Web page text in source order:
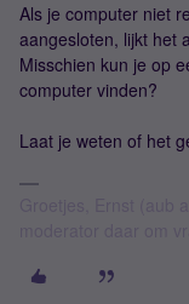
Als je computer niet
aangesloten, lijkt het
Misschien kun je op
computer vinden?
Laat je weten of het